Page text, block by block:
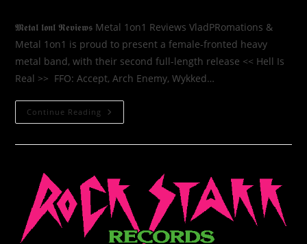
𝕸𝖊𝖙𝖆𝖑 𝖑𝖔𝖓𝖑 𝕽𝖊𝖛𝖎𝖊𝖜𝖘 Metal 1on1 Reviews VladPRomations &
Metal 1on1 is proud to present a female-fronted heavy
metal band, with their second full-length release << Hell Is
Real >> ​ FFO: Accept, Arch Enemy, Wykked…
Continue Reading